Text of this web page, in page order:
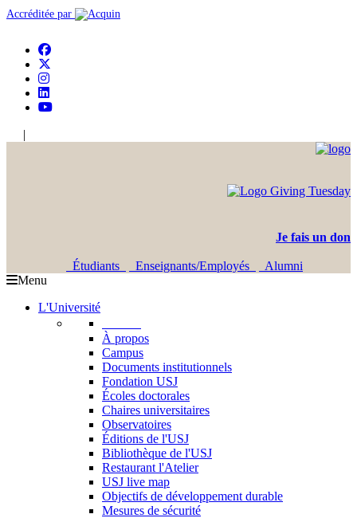
Accréditée par
|
Je fais un don
Étudiants Enseignants/Employés
Alumni
Menu
L'Université
À propos
Campus
Documents institutionnels
Fondation USJ
Écoles doctorales
Chaires universitaires
Observatoires
Éditions de l'USJ
Bibliothèque de l'USJ
Restaurant l'Atelier
USJ live map
Objectifs de développement durable
Mesures de sécurité